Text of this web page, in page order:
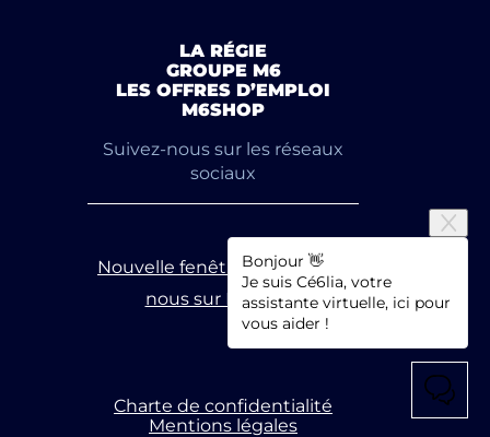
LA RÉGIE
GROUPE M6
LES OFFRES D’EMPLOI
M6SHOP
Suivez-nous sur les réseaux
sociaux
Nouvelle fenêtre
Suivez-
nous sur Linkedin
Charte de confidentialité
Mentions légales
Bonjour 👋
Je suis Cé6lia, votre
assistante virtuelle, ici pour
vous aider !